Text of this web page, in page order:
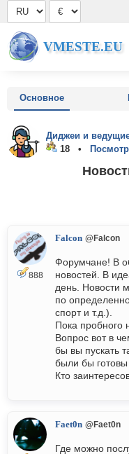
VMESTE.EU
Основное
Диджеи и
18 •
888
Falcon @Falcon
Форумчане! В
новостей. В
день. Новости
по
спорт и т.д.).
Пока пробного
Вопрос вот в
бы вы пускать
были бы готовы
Кто
Faet0n @Faet0n
Где можно